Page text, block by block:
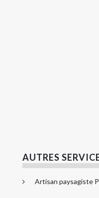
AUTRES
Artisan paysagiste